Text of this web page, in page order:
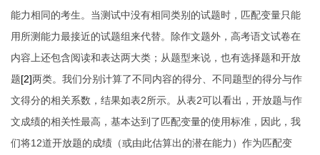
能力相同的考生。当测试中没有相同类别的试题时，匹配变量只能
用所测能力最接近的试题组来代替。除作文题外，高考语文试卷在
内容上还包含阅读和表达两大类；从题型来说，也有选择题和开放
题[2]两类。我们分别计算了不同内容的得分、不同题型的得分与作
文得分的相关系数，结果如表2所示。从表2可以看出，开放题与作
文成绩的相关性最高，基本达到了匹配变量的使用标准，因此，我
们将12道开放题的成绩（或由此估算出的潜在能力）作为匹配变